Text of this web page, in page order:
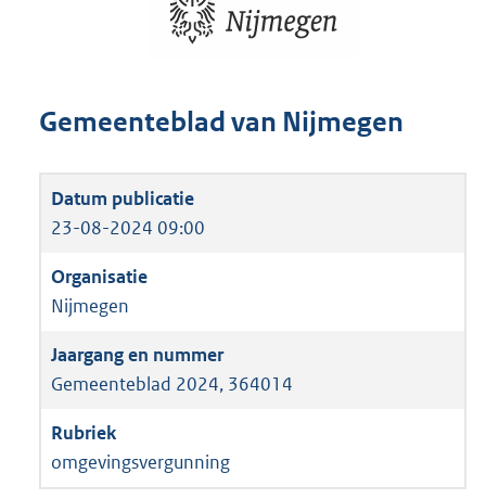
Gemeenteblad van Nijmegen
23-08-2024 09:00
Nijmegen
Gemeenteblad 2024, 364014
omgevingsvergunning